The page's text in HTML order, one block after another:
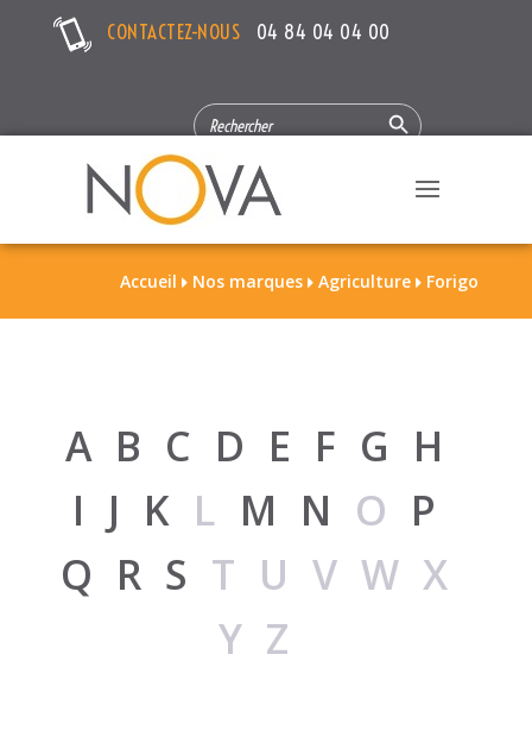
CONTACTEZ-NOUS 04 84 04 04 00
SEARCH
FOR:
Search Button
Accueil  Nos marques  Agriculture  Forigo
A B C D E F G H
I J K L M N O P
Q R S TUVWX
YZ